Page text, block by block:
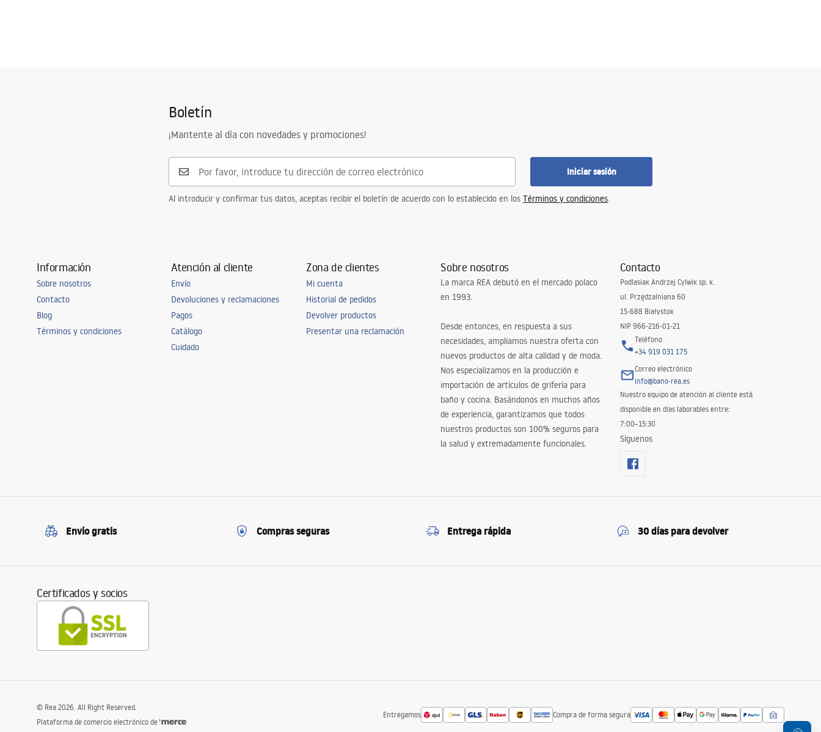
Boletín
¡Mantente al día con novedades y promociones!
Iniciar sesión
Al introducir y confirmar tus datos, aceptas recibir el boletín de acuerdo con lo establecido en los Términos y condiciones.
Información
Sobre nosotros
Contacto
Blog
Términos y condiciones
Atención al cliente
Envío
Devoluciones y reclamaciones
Pagos
Catálogo
Cuidado
Zona de clientes
Mi cuenta
Historial de pedidos
Devolver productos
Presentar una reclamación
Sobre nosotros
La marca REA debutó en el mercado polaco
en 1993.
Desde entonces, en respuesta a sus
necesidades, ampliamos nuestra oferta con
nuevos productos de alta calidad y de moda.
Nos especializamos en la producción e
importación de artículos de grifería para
baño y cocina. Basándonos en muchos años
de experiencia, garantizamos que todos
nuestros productos son 100% seguros para
la salud y extremadamente funcionales.
Contacto
Podlasiak Andrzej Cylwik sp. k.
ul. Przędzalniana 60
15-688 Białystok
NIP 966-216-01-21
Teléfono
+34 919 031 175
Correo electrónico
info@bano-rea.es
Nuestro equipo de atención al cliente está
disponible en días laborables entre:
7:00–15:30
Síguenos
Envío gratis Compras seguras Entrega rápida 30 días para devolver
Certificados y socios
Entregamos Compra de forma segura
© Rea 2026. All Right Reserved.
Plataforma de comercio electrónico de